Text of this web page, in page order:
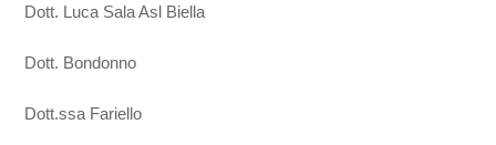
Dott. Luca Sala Asl Biella
Dott. Bondonno
Dott.ssa Fariello